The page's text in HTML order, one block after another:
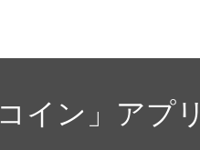
コイン」アプ